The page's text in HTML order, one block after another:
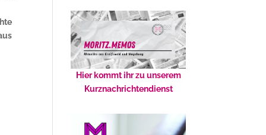
Hier kommt ihr zu unserem
Kurznachrichtendienst